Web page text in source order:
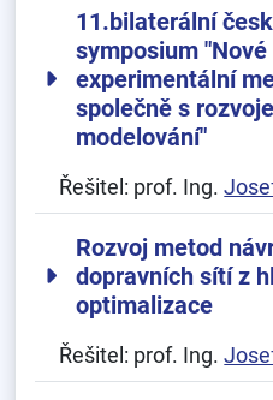
11.bilaterální
symposium
experimentální
společně s
modelování"
Řešitel: prof. Ing.
Rozvoj metod
dopravních sítí z
optimalizace
Řešitel: prof. Ing.